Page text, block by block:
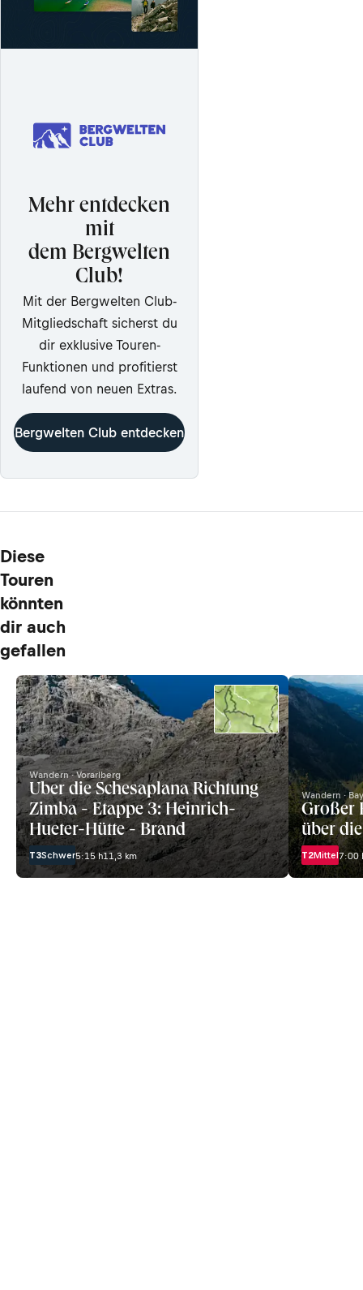
Mehr entdecken
mit
dem Bergwelten
Club!
Mit der Bergwelten Club-
Mitgliedschaft sicherst du
dir exklusive Touren-
Funktionen und profitierst
laufend von neuen Extras.
Bergwelten Club entdecken
Diese
Touren
könnten
dir auch
gefallen
Wandern · Vorarlberg
Über die Schesaplana Richtung
Zimba - Etappe 3: Heinrich-
Hueter-Hütte - Brand
T3Schwer5:15 h11,3 km
Wandern ·
Großer
über
T2Mittel7:00